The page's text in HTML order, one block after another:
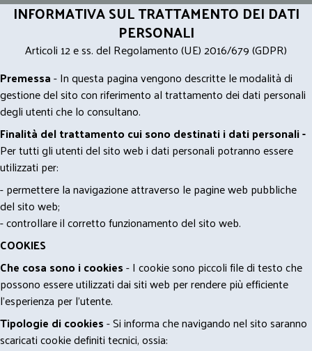
INFORMATIVA SUL TRATTAMENTO DEI DATI
PERSONALI
Articoli 12 e ss. del Regolamento (UE) 2016/679 (GDPR)
Premessa- In questa pagina vengono descritte le modalità di
gestione del sito con riferimento al trattamento dei dati personali
degli utenti che lo consultano.
Finalità del trattamento cui sono destinati i dati personali -
Per tutti gli utenti del sito web i dati personali potranno essere
utilizzati per:
- permettere la navigazione attraverso le pagine web pubbliche
del sito web;
- controllare il corretto funzionamento del sito web.
COOKIES
Che cosa sono i cookies- I cookie sono piccoli file di testo che
possono essere utilizzati dai siti web per rendere più efficiente
l'esperienza per l'utente.
Tipologie di cookies- Si informa che navigando nel sito saranno
scaricati cookie definiti tecnici, ossia: